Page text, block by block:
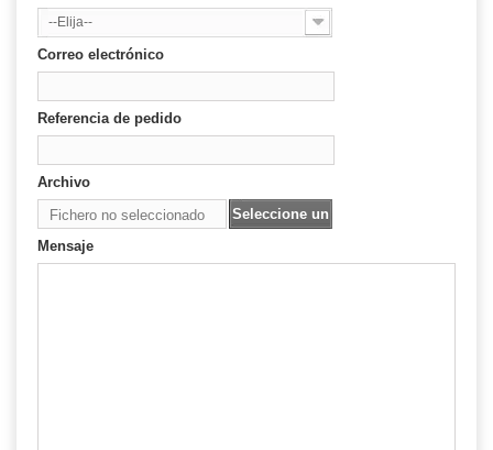
--Elija--
Correo electrónico
Referencia de pedido
Archivo
Fichero no seleccionado
Seleccione un
Mensaje